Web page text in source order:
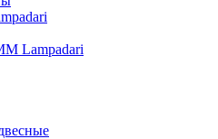
Lampadari